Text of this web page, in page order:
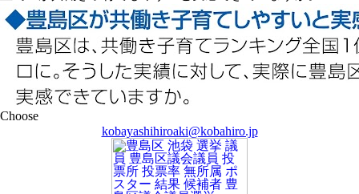
kobayashihiroaki@kobahiro.jp